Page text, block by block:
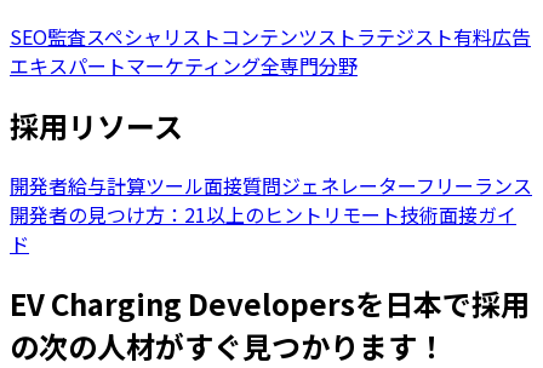
SEO監査スペシャリストコンテンツストラテジスト有料広告
エキスパートマーケティング全専門分野
採用リソース
開発者給与計算ツール面接質問ジェネレーターフリーランス
開発者の見つけ方：21以上のヒント リモート技術面接ガイ
ド
EV Charging Developersを日本で採用
の次の人材がすぐ見つかります！